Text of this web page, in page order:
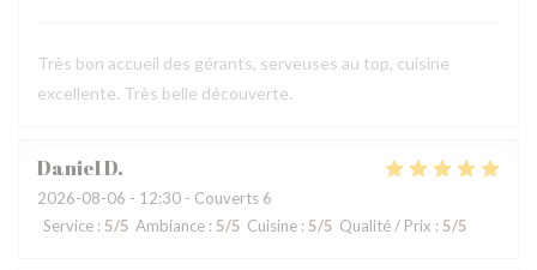
Très bon accueil des gérants, serveuses au top, cuisine
excellente. Très belle découverte.
DanielD
2026-08-06 - 12:30 - Couverts 6
Service : 5/5 Ambiance : 5/5 Cuisine : 5/5 Qualité / Prix : 5/5